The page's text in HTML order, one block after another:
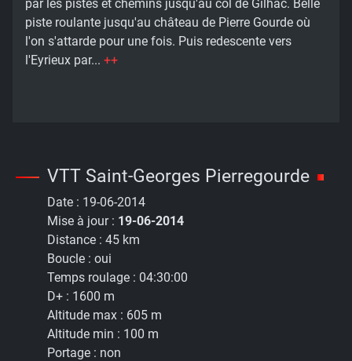
par les pistes et chemins jusqu'au col de Gilhac. Belle
piste roulante jusqu'au château de Pierre Gourde où
l'on s'attarde pour une fois. Puis redescente vers
l'Eyrieux par... ++
VTT Saint-Georges Pierregourde
Date : 19-06-2014
Mise à jour : 19-06-2014
Distance : 45 km
Boucle : oui
Temps roulage : 04:30:00
D+ : 1600 m
Altitude max : 605 m
Altitude min : 100 m
Portage : non